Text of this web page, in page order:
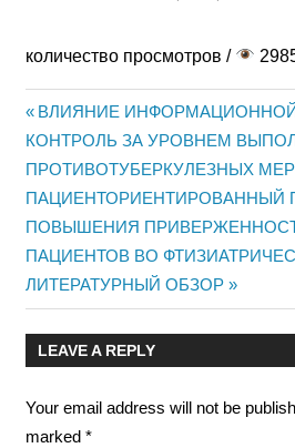
количество просмотров /
Post
navigation
Previous
Post:
ВЛИЯНИЕ
КОНТРОЛЬ ЗА УРОВНЕМ
ПРОТИВОТУБЕРКУЛЕЗНЫХ
Next
Post:
ПАЦИЕНТОРИЕНТИРОВАННЫЙ
ПОВЫШЕНИЯ
ПАЦИЕНТОВ ВО
ЛИТЕРАТУРНЫЙ ОБЗОР
LEAVE A REPLY
Your email address will not be
marked *